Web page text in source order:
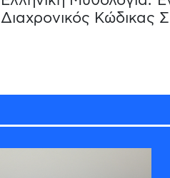
Διαχρονικός Κώδικας